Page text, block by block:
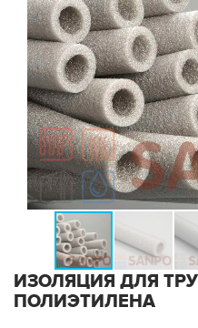
ИЗОЛЯЦИЯ ДЛЯ
ПОЛИЭТИЛЕНА